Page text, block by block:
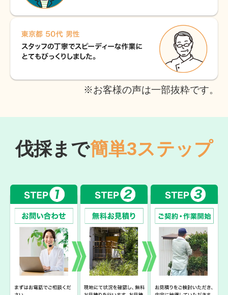
※お客様の声は一部抜粋です。
伐採まで簡単3ステップ